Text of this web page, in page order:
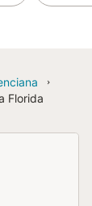
Florida